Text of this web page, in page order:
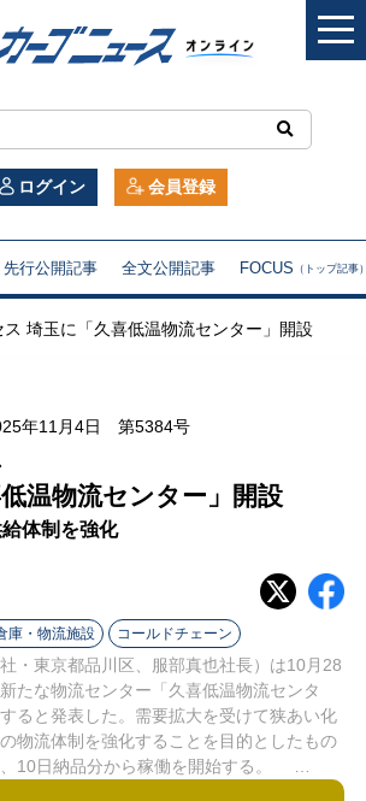
ログイン 会員登録
先行公開記事 全文公開記事 FOCUS （トップ記事
ス 埼玉に「久喜低温物流センター」開設
年11月4日 第5384号
温物流センター」開設
体制を強化
庫・物流施設 コールドチェーン
・東京都品川区、服部真也社長）は10月28
たな物流センター「久喜低温物流センタ
ると発表した。需要拡大を受けて狭あい化
物流体制を強化することを目的としたもの
10日納品分から稼働を開始する。 …